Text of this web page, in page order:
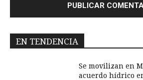
EN TENDENCIA
Se movilizan en
acuerdo hídrico